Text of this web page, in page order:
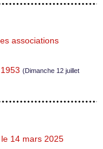
associations
(Dimanche 12 juillet
le 14 mars 2025